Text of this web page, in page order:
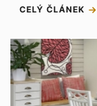
CELÝ ČLÁNEK